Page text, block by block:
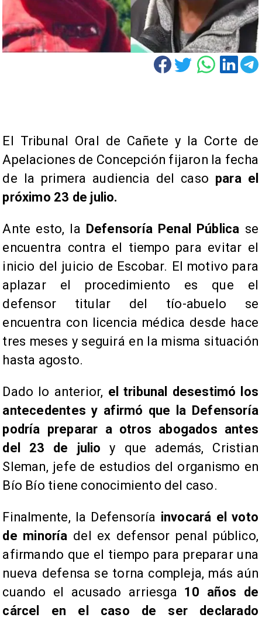
El Tribunal Oral de Cañete y la Corte de
Apelaciones de Concepción fijaron la fecha
de la primera audiencia del caso para el
próximo 23 de julio.
Ante esto, la Defensoría Penal Pública se
encuentra contra el tiempo para evitar el
inicio del juicio de Escobar. El motivo para
aplazar el procedimiento es que el
defensor titular del tío-abuelo se
encuentra con licencia médica desde hace
tres meses y seguirá en la misma situación
hasta agosto.
Dado lo anterior, el tribunal desestimó los
antecedentes y afirmó que la Defensoría
podría preparar a otros abogados antes
del 23 de julioy que además, Cristian
Sleman, jefe de estudios del organismo en
Bío Bío tiene conocimiento del caso.
Finalmente, la Defensoría invocará el voto
de minoría del ex defensor penal público,
afirmando que el tiempo para preparar una
nueva defensa se torna compleja, más aún
cuando el acusado arriesga 10 años de
cárcel en el caso de ser declarado